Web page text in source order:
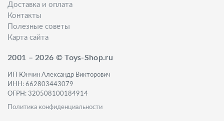
Доставка и оплата
Контакты
Полезные советы
Карта сайта
2001 – 2026 © Toys-Shop.ru
ИП Юнчин Александр Викторович
ИНН: 662803443079
ОГРН: 320508100184914
Политика конфиденциальности